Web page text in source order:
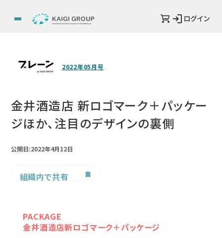
ログイン
2022年05月号
金井酒造店 新ロゴマーク＋パッケー
ジほか、注目のデザインの裏側
公開日:2022年4月12日
組織内で共有
PACKAGE
金井酒造店新ロゴマーク＋パッケージ